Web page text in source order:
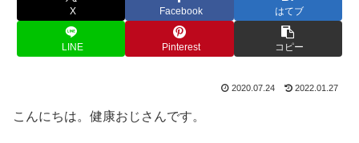
X Facebook はてブ
LINE Pinterest コピー
2020.07.24 2022.01.27
こんにちは。健康おじさんです。